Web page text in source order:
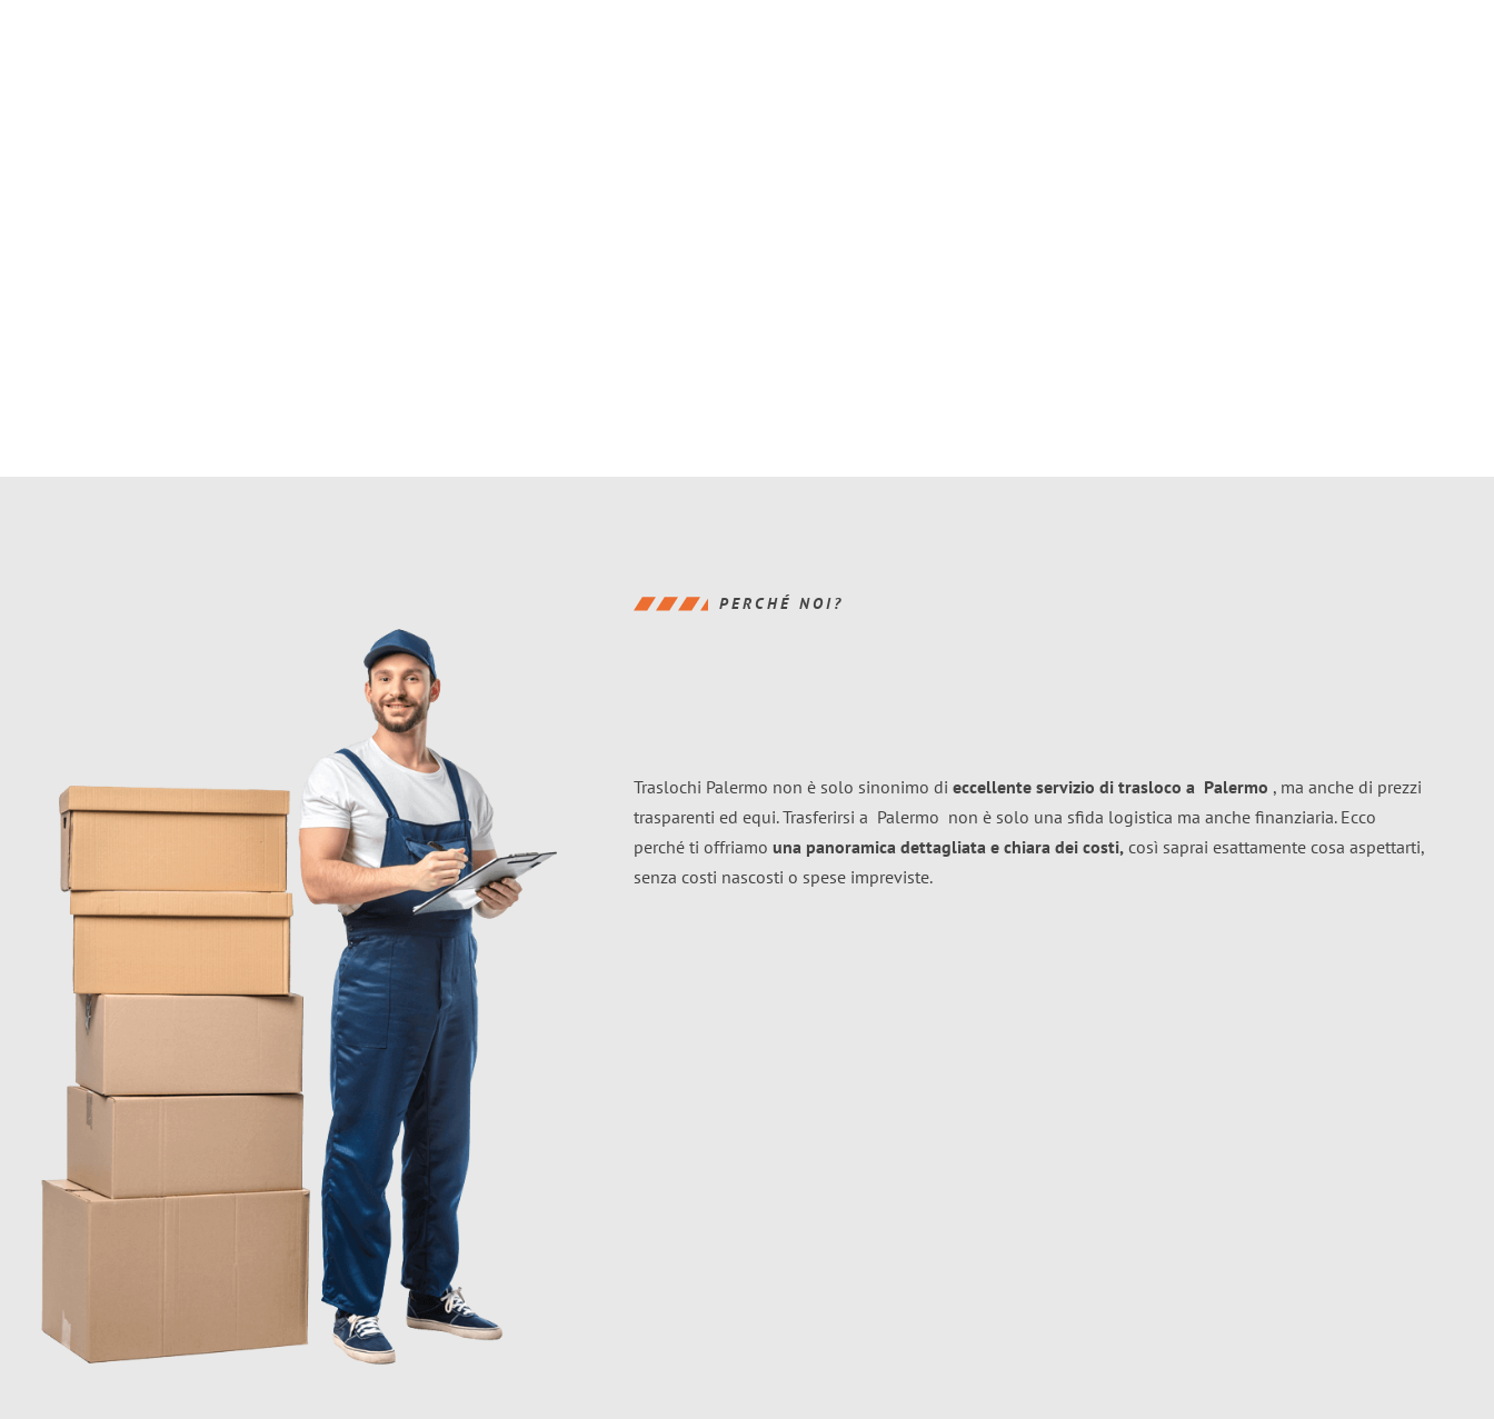
PERCHÉ NOI?
Traslochi Palermo non è solo sinonimo di eccellente servizio di trasloco a Palermo , ma anche di prezzi
trasparenti ed equi. Trasferirsi a Palermo non è solo una sfida logistica ma anche finanziaria. Ecco
perché ti offriamo una panoramica dettagliata e chiara dei costi, così saprai esattamente cosa aspettarti,
senza costi nascosti o spese impreviste.